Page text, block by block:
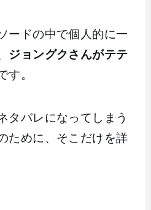
ードの中で個人的に一
ジョングクさんがテテ
す。
タバレになってしまう
ために、そこだけを詳